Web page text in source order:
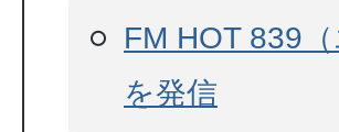
FM HOT 839
を発信